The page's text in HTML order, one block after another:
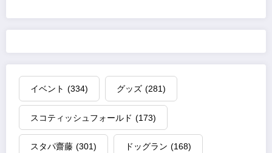
イベント (334) グッズ (281)
スコティッシュフォールド (173)
スタパ齋藤 (301) ドッグラン (168)